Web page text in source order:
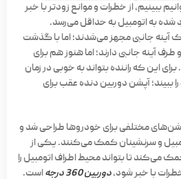
ببینیم، از خطرات و موانع زودتر با خبر
به اتومبیل به حداقل می‌رسد.
جانبی مجهز می‌شدند؛ اما با گذشت
آینه جانبی دارند؛ اما هنوز هم برای
این که راننده بتواند به خوبی در زمان
ببیند؛ آپشن دوربین دنده عقب برای
مختلفی برای خودروها طراحی شد و
و سرنشینان کمک می‌کنند. یکی از
می‌کند تا بتواند محیط اطراف اتومبیل را
با خبر شود،دوربین 360 درجه است.